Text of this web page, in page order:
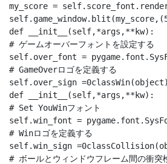
my_score =
def __init__(self,*args,**kw):
# ゲームオーバーフォントを設定する
self.over_font =
# GameOverロゴを定義する
self.over_sign
def __init__(self,*args,**kw):
# Set YouWinフォント
self.win_font =
# Winロゴを定義する
self.win_sign
# ボールとウィンドウフレーム間の衝突